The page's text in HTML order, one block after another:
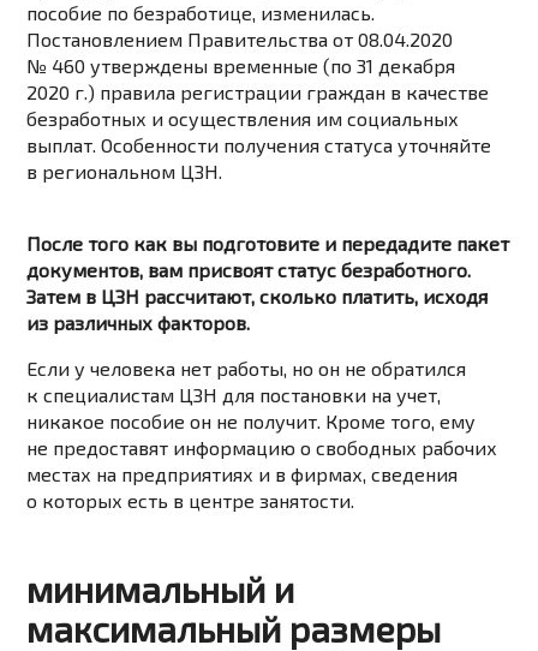
пособие по безработице, изменилась.
Постановлением Правительства от 08.04.2020
№ 460 утверждены временные (по 31 декабря
2020 г.) правила регистрации граждан в качестве
безработных и осуществления им социальных
выплат. Особенности получения статуса уточняйте
в региональном ЦЗН.
После того как вы подготовите и передадите пакет
документов, вам присвоят статус безработного.
Затем в ЦЗН рассчитают, сколько платить, исходя
из различных факторов.
Если у человека нет работы, но он не обратился
к специалистам ЦЗН для постановки на учет,
никакое пособие он не получит. Кроме того, ему
не предоставят информацию о свободных рабочих
местах на предприятиях и в фирмах, сведения
о которых есть в центре занятости.
минимальный и
максимальный размеры